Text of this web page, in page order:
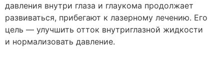
давления внутри глаза и глаукома продолжает
развиваться, прибегают к лазерному лечению. Его
цель — улучшить отток внутриглазной жидкости
и нормализовать давление.